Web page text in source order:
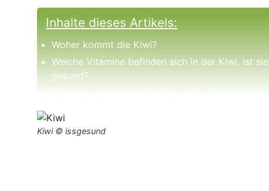
Inhalte dieses Artikels:
Woher kommt die Kiwi?
Welche Vitamine befinden sich in der Kiwi, ist sie
gesund?
Kiwi © issgesund